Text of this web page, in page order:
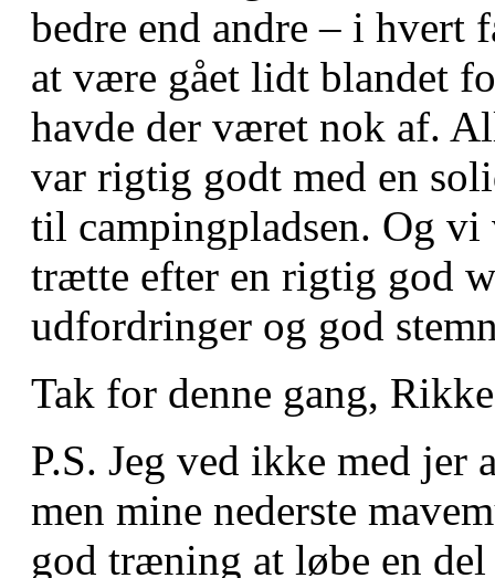
bedre end andre – i
at være gået lidt blandet
havde der været nok af.
var rigtig godt med en
til campingpladsen. Og vi
trætte efter en rigtig god
udfordringer og god
Tak for denne gang,
P.S. Jeg ved ikke med
men mine nederste
god træning at løbe en